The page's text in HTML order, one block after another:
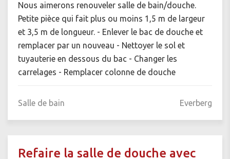
Nous aimerons renouveler salle de bain/douche.
Petite pièce qui fait plus ou moins 1,5 m de largeur
et 3,5 m de longueur. - Enlever le bac de douche et
remplacer par un nouveau - Nettoyer le sol et
tuyauterie en dessous du bac - Changer les
carrelages - Remplacer colonne de douche
Salle de bain Everberg
Refaire la salle de douche avec